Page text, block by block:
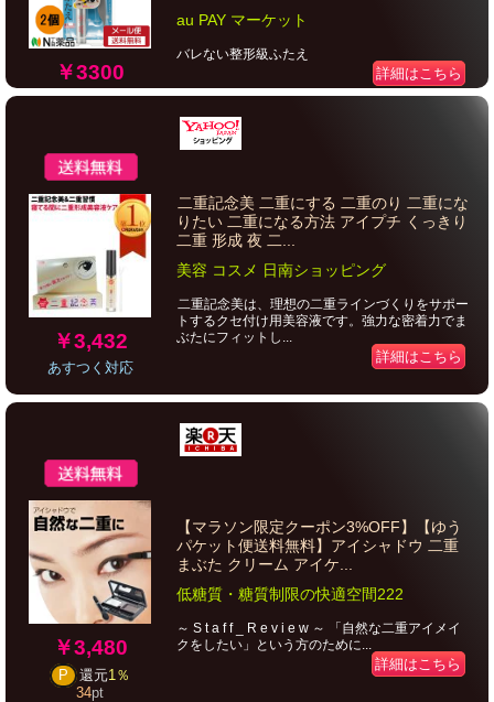
￥3300
au PAY マーケット
バレない整形級ふたえ
詳細はこちら
￥3,432
あすつく対応
二重記念美 二重にする 二重のり 二重にな
りたい 二重になる方法 アイプチ くっきり
二重 形成 夜 二...
美容 コスメ 日南ショッピング
二重記念美は、理想の二重ラインづくりをサポー
トするクセ付け用美容液です。強力な密着力でま
ぶたにフィットし...
詳細はこちら
￥3,480
P 還元1％
34pt
【マラソン限定クーポン3%OFF】【ゆう
パケット便送料無料】アイシャドウ 二重
まぶた クリーム アイケ...
低糖質・糖質制限の快適空間222
～ S t a f f _ R e v i e w ～ 「自然な二重アイメイ
クをしたい」という方のために...
詳細はこちら